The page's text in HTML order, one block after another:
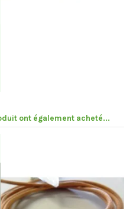
ont également acheté...